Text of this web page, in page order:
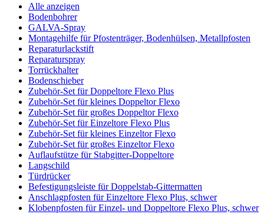
Alle anzeigen
Bodenbohrer
GALVA-Spray
Montagehilfe für Pfostenträger, Bodenhülsen, Metallpfosten
Reparaturlackstift
Reparaturspray
Torrückhalter
Bodenschieber
Zubehör-Set für Doppeltore Flexo Plus
Zubehör-Set für kleines Doppeltor Flexo
Zubehör-Set für großes Doppeltor Flexo
Zubehör-Set für Einzeltore Flexo Plus
Zubehör-Set für kleines Einzeltor Flexo
Zubehör-Set für großes Einzeltor Flexo
Auflaufstütze für Stabgitter-Doppeltore
Langschild
Türdrücker
Befestigungsleiste für Doppelstab-Gittermatten
Anschlagpfosten für Einzeltore Flexo Plus, schwer
Klobenpfosten für Einzel- und Doppeltore Flexo Plus, schwer